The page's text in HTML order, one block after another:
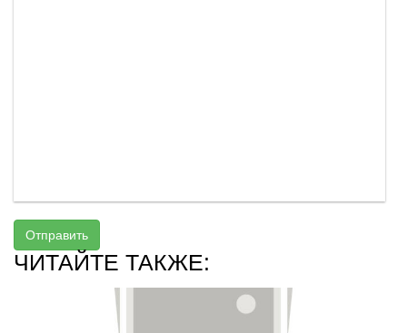
Отправить
ЧИТАЙТЕ ТАКЖЕ: